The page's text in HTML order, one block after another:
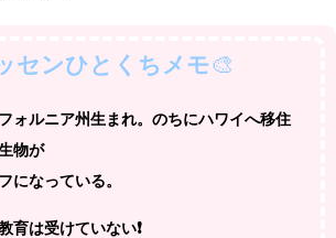
センひとくちメモ🎨
ォルニア州生まれ。のちにハワイへ移住
物が
になっている。
育は受けていない❗